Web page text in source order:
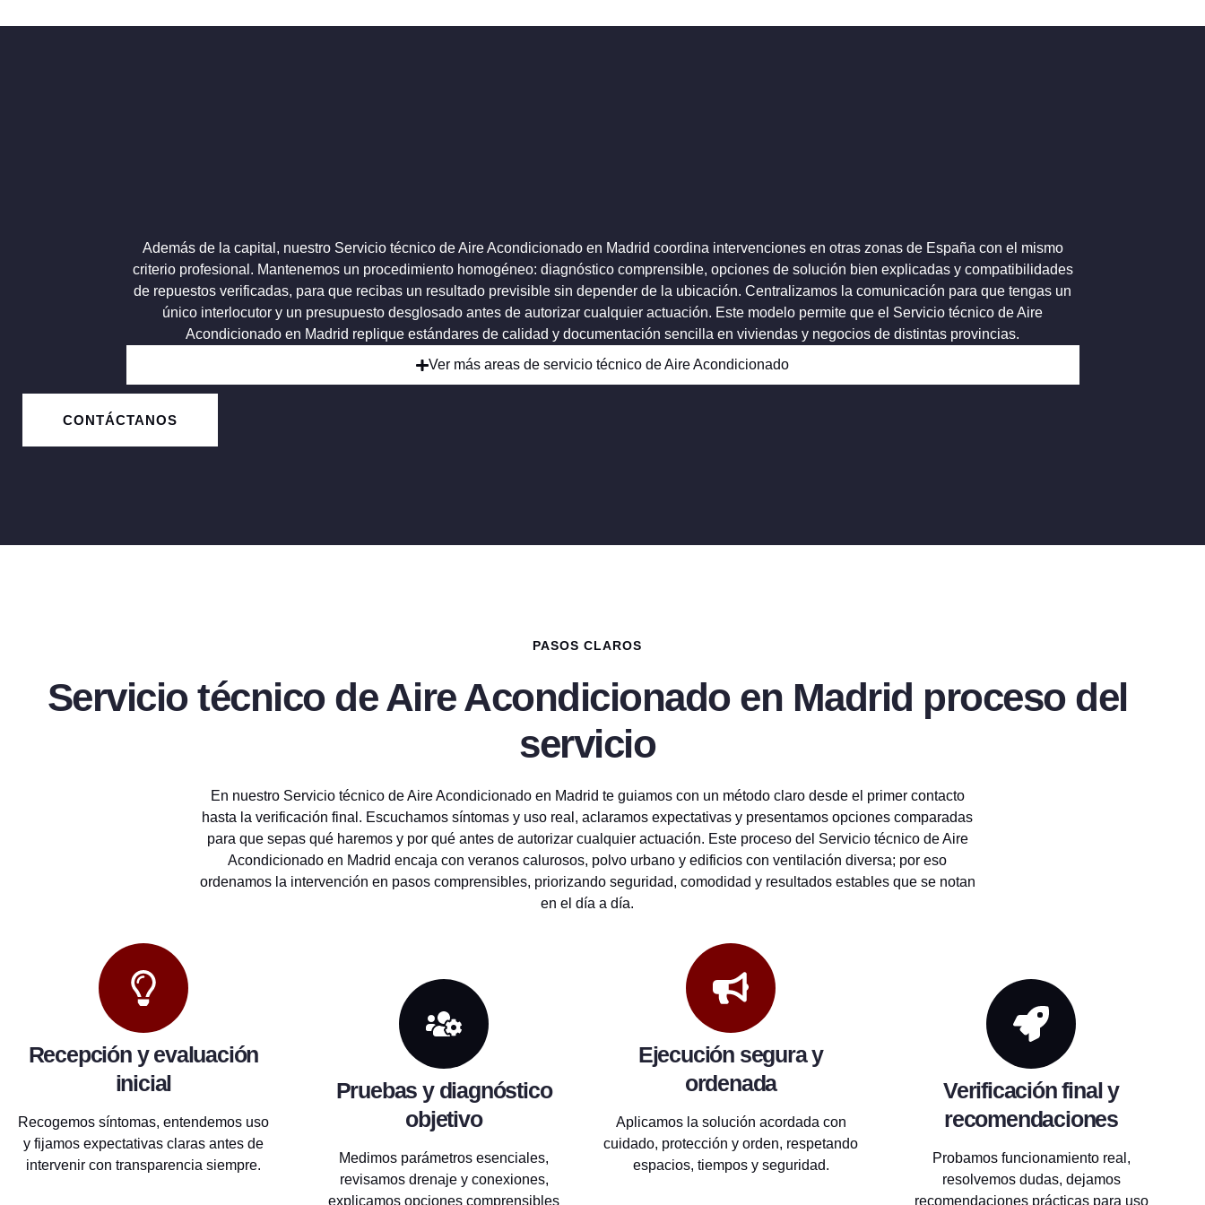
Además de la capital, nuestro Servicio técnico de Aire Acondicionado en Madrid coordina intervenciones en otras zonas de España con el mismo
criterio profesional. Mantenemos un procedimiento homogéneo: diagnóstico comprensible, opciones de solución bien explicadas y compatibilidades
de repuestos verificadas, para que recibas un resultado previsible sin depender de la ubicación. Centralizamos la comunicación para que tengas un
único interlocutor y un presupuesto desglosado antes de autorizar cualquier actuación. Este modelo permite que el Servicio técnico de Aire
Acondicionado en Madrid replique estándares de calidad y documentación sencilla en viviendas y negocios de distintas provincias.
Ver más areas de servicio técnico de Aire Acondicionado
CONTÁCTANOS
PASOS CLAROS
Servicio técnico de Aire Acondicionado en Madrid proceso del
servicio
En nuestro Servicio técnico de Aire Acondicionado en Madrid te guiamos con un método claro desde el primer contacto
hasta la verificación final. Escuchamos síntomas y uso real, aclaramos expectativas y presentamos opciones comparadas
para que sepas qué haremos y por qué antes de autorizar cualquier actuación. Este proceso del Servicio técnico de Aire
Acondicionado en Madrid encaja con veranos calurosos, polvo urbano y edificios con ventilación diversa; por eso
ordenamos la intervención en pasos comprensibles, priorizando seguridad, comodidad y resultados estables que se notan
en el día a día.
Recepción y evaluación
inicial
Recogemos síntomas, entendemos uso
y fijamos expectativas claras antes de
intervenir con transparencia siempre.
Pruebas y diagnóstico
objetivo
Medimos parámetros esenciales,
revisamos drenaje y conexiones,
explicamos opciones comprensibles
Ejecución segura y
ordenada
Aplicamos la solución acordada con
cuidado, protección y orden, respetando
espacios, tiempos y seguridad.
Verificación final y
recomendaciones
Probamos funcionamiento real,
resolvemos dudas, dejamos
recomendaciones prácticas para uso